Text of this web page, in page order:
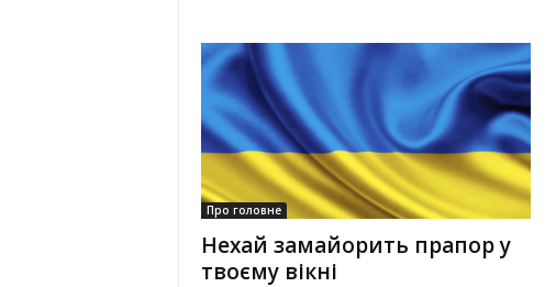
Про головне
Нехай замайорить прапор у
твоєму вікні